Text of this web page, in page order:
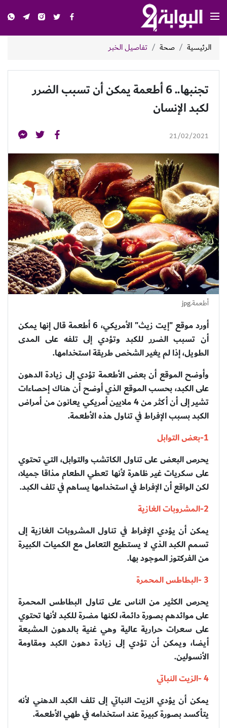
الرئيسية صحة تفاصيل الخبر
تجنبها.. 6 أطعمة يمكن أن تسبب الضرر
لكبد الإنسان
21/02/2021
أطعمة.jpg
أورد موقع "إيت زيث" الأمريكي، 6 أطعمة قال إنها يمكن
أن تسبب الضرر للكبد وتؤدي إلى تلفه على المدى
الطويل، إذا لم يغير الشخص طريقة استخدامها.
وأوضح الموقع أن بعض الأطعمة تؤدي إلى زيادة الدهون
على الكبد، بحسب الموقع الذي أوضح أن هناك إحصاءات
تشير إلى أن أكثر من 4 ملايين أمريكي يعانون من أمراض
الكبد بسبب الإفراط في تناول هذه الأطعمة.
1-بعض التوابل
يحرص البعض على تناول الكاتشب والتوابل، التي تحتوي
على سكريات غير ظاهرة لأنها تعطي الطعام مذاقا جميلا،
لكن الواقع أن الإفراط في استخدامها يساهم في تلف الكبد.
2-المشروبات الغازية
يمكن أن يؤدي الإفراط في تناول المشروبات الغازية إلى
تسمم الكبد الذي لا يستطيع التعامل مع الكميات الكبيرة
من الفركتوز الموجود بها.
3 -البطاطس المحمرة
يحرص الكثير من الناس على تناول البطاطس المحمرة
على موائدهم بصورة دائمة، لكنها مضرة للكبد لأنها تحتوي
على سعرات حرارية عالية وهي غنية بالدهون المشبعة
أيضا، ويمكن أن تؤدي إلى زيادة دهون الكبد ومقاومة
الأنسولين.
4 -الزيت النباتي
يمكن أن يؤدي الزيت النباتي إلى تلف الكبد الدهني لأنه
يتأكسد بصورة كبيرة عند استخدامه في طهي الأطعمة.